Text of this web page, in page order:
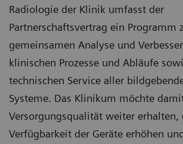
Radiologie der Klinik umfasst der
Partnerschaftsvertrag ein Programm
gemeinsamen Analyse und
klinischen Prozesse und Abläufe
technischen Service aller
Systeme. Das Klinikum möchte
Versorgungsqualität weiter erhalten,
Verfügbarkeit der Geräte erhöhen